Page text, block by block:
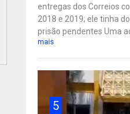
entregas dos Correios
2018 e 2019; ele tinha
prisão pendentes Uma
mais
5